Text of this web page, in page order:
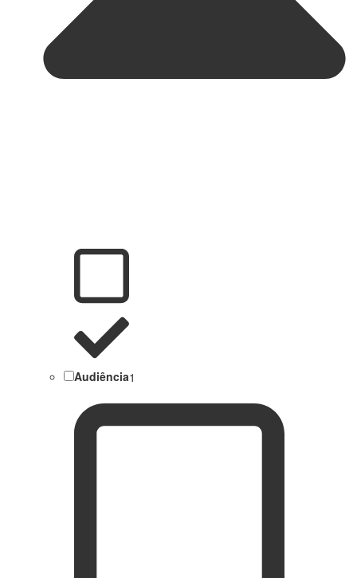
Audiência1